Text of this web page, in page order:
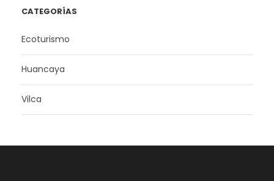
CATEGORÍAS
Ecoturismo
Huancaya
Vilca